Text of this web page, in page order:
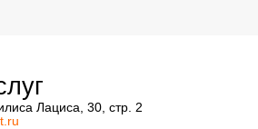
Лациса, 30, стр. 2